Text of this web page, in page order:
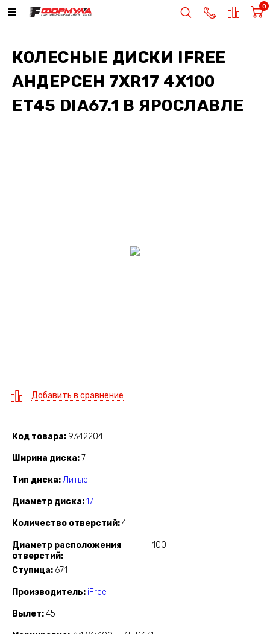
0
КОЛЕСНЫЕ ДИСКИ IFREE
АНДЕРСЕН 7XR17 4X100
ET45 DIA67.1 В ЯРОСЛАВЛЕ
Добавить в сравнение
Код товара 9342204
Ширина диска 7
Тип диска Литые
Диаметр диска 17
Количество отверстий 4
Диаметр расположения
отверстий
100
Ступица 67.1
Производитель iFree
Вылет 45